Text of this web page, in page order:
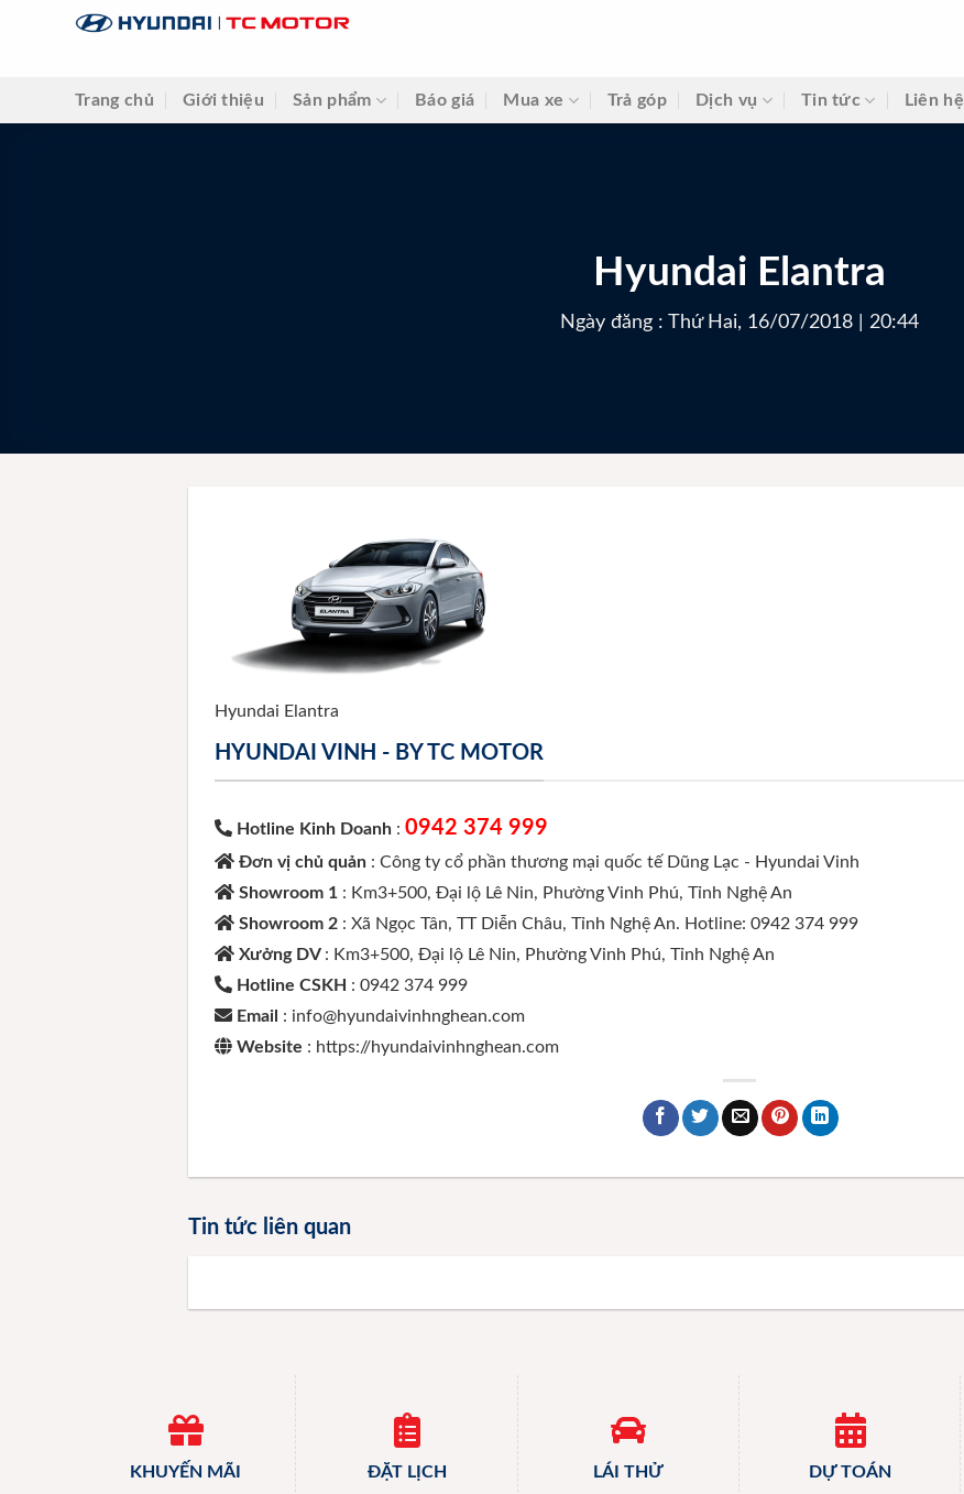
Trang chủ Giới thiệu Sản phẩm Báo giá Mua xe Trả góp Dịch vụ Tin tức Liên hệ
Hyundai Elantra
Ngày đăng : Thứ Hai, 16/07/2018 | 20:44
Hyundai Elantra
HYUNDAI VINH - BY TC MOTOR
Hotline Kinh Doanh :0942 374 999
Đơn vị chủ quản : Công ty cổ phần thương mại quốc tế Dũng Lạc - Hyundai Vinh
Showroom 1 : Km3+500, Đại lộ Lê Nin, Phường Vinh Phú, Tỉnh Nghệ An
Showroom 2 : Xã Ngọc Tân, TT Diễn Châu, Tỉnh Nghệ An. Hotline: 0942 374 999
Xưởng DV : Km3+500, Đại lộ Lê Nin, Phường Vinh Phú, Tỉnh Nghệ An
Hotline CSKH : 0942 374 999
Email : info@hyundaivinhnghean.com
Website : https://hyundaivinhnghean.com
Tin tức liên quan
KHUYẾN MÃI ĐẶT LỊCH LÁI THỬ DỰ TOÁN